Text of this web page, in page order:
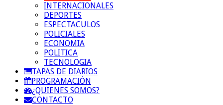
INTERNACIONALES
DEPORTES
ESPECTACULOS
POLICIALES
ECONOMIA
POLITICA
TECNOLOGIA
TAPAS DE DIARIOS
PROGRAMACIÓN
¿QUIENES SOMOS?
CONTACTO